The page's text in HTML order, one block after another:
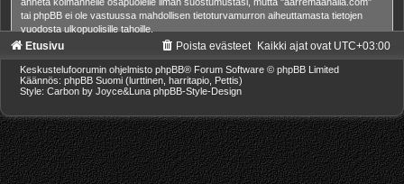
tai phpBB ei ole vastuussa mahdollisen tietoturvamurron aiheuttamasta tietojen
vuodosta ulkopuolisille tahoille.
Etusivu Kaikki ajat ovat UTC+03:00
Poista evästeet
Keskustelufoorumin ohjelmisto phpBB® Forum Software © phpBB Limited
Käännös: phpBB Suomi (lurttinen, harritapio, Pettis)
Style: Carbon by Joyce&Luna phpBB-Style-Design